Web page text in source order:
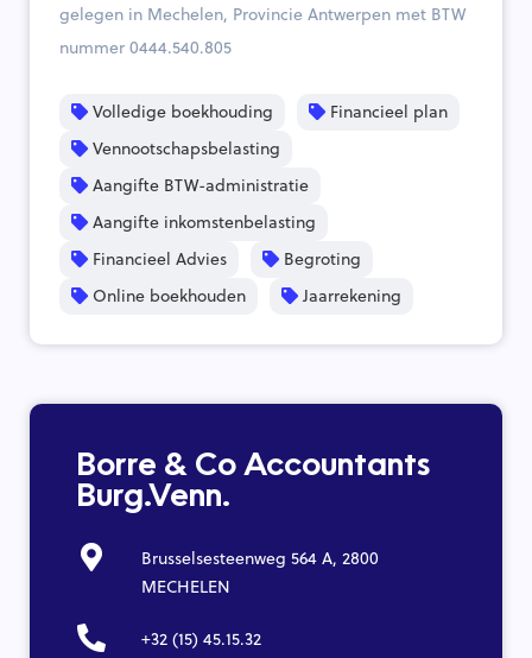
gelegen in Mechelen, Provincie Antwerpen met BTW
nummer 0444.540.805
Volledige boekhouding
Financieel plan
Vennootschapsbelasting
Aangifte BTW-administratie
Aangifte inkomstenbelasting
Financieel Advies
Begroting
Online boekhouden
Jaarrekening
Borre & Co Accountants
Burg.Venn.
Brusselsesteenweg 564 A, 2800
MECHELEN
+32 (15) 45.15.32